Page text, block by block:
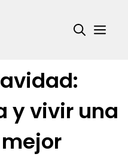
y vivir una